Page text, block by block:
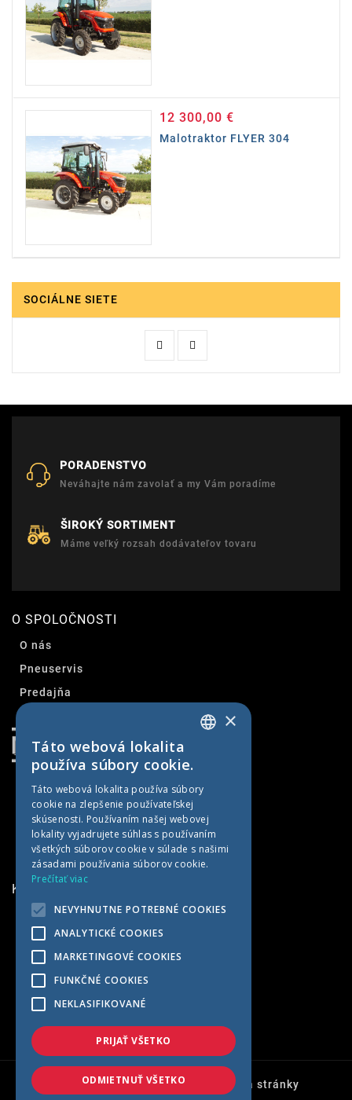
12 300,00 €Cena
Malotraktor FLYER 304
SOCIÁLNE SIETE
PORADENSTVO
Neváhajte nám zavolať a my Vám poradíme
ŠIROKÝ SORTIMENT
Máme veľký rozsah dodávateľov tovaru
O SPOLOČNOSTI
O nás
Pneuservis
Predajňa
KONTAKTNÉ INFORMÁCIE
MET AGRO
Kočín 100
922 04 Kočín-Lančár
Slovensko
+421 33 7791569
met@met-agro.sk
Ochrana osobných údajov
Mapa stránky
SLOVAK
GERMAN
HUNGARIAN
×
Táto webová lokalita
používa súbory cookie.
Táto webová lokalita používa súbory
cookie na zlepšenie používateľskej
skúsenosti. Používaním našej webovej
lokality vyjadrujete súhlas s používaním
všetkých súborov cookie v súlade s našimi
zásadami používania súborov cookie.
Prečítať viac
NEVYHNUTNE POTREBNÉ COOKIES
ANALYTICKÉ COOKIES
MARKETINGOVÉ COOKIES
FUNKČNÉ COOKIES
NEKLASIFIKOVANÉ
PRIJAŤ VŠETKO
ODMIETNUŤ VŠETKO